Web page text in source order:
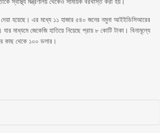
দেয়া হয়েছে। এর মধ্যে ১১ হাজার ৫৪০ জনের নমুনা আইইডিসিআরের
মাধ্যমে জেকেজি হাতিয়ে নিয়েছে প্রায় ৮ কোটি টাকা। বিনামূল্যে
কাছ থেকে ১০০ ডলার।